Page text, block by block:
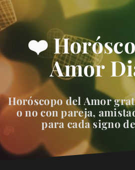
❤️
Amor
Horóscopo del Amor
o no con pareja,
para cada signo